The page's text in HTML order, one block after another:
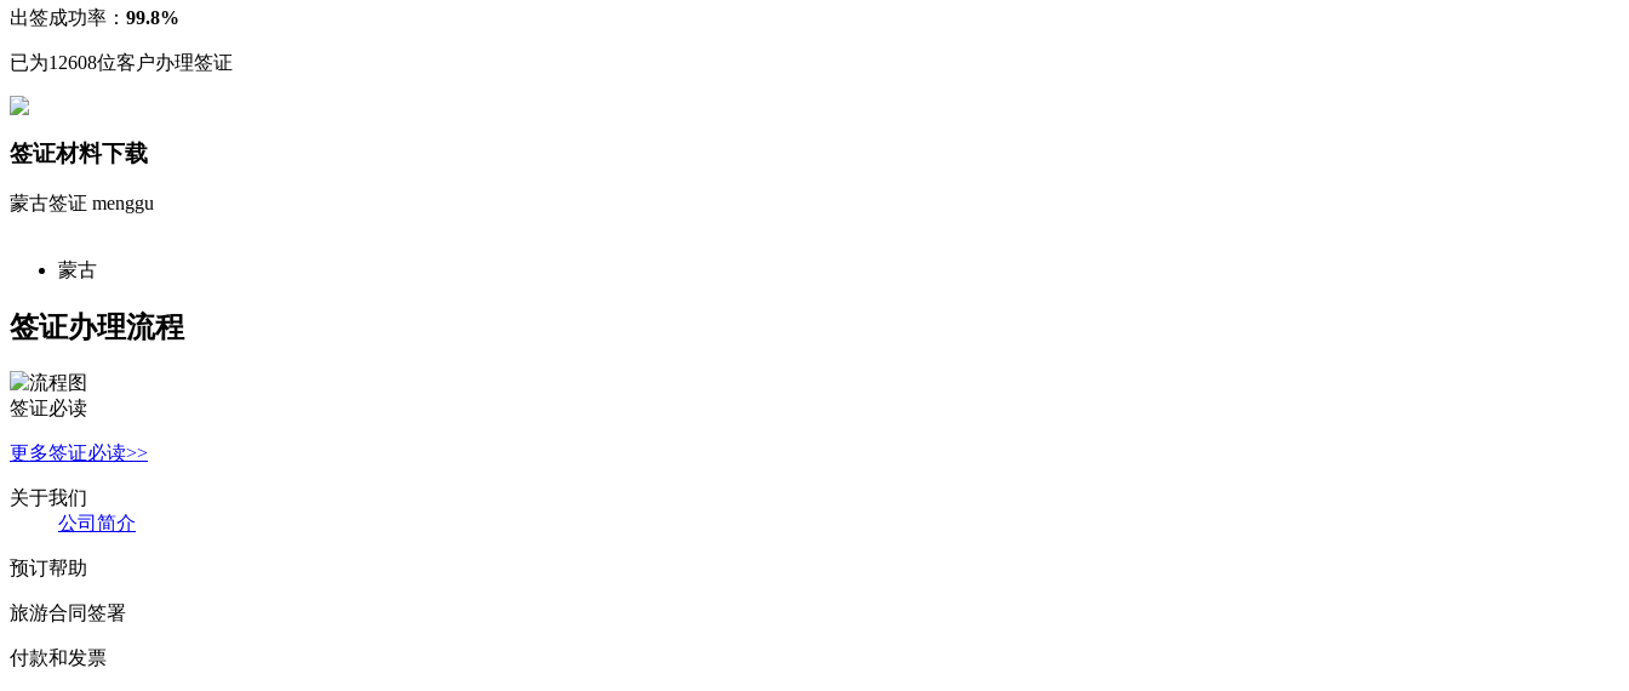
出签成功率： 99.8%
已为12608位客户办理签证
签证材料下载
蒙古签证 menggu
蒙古
签证办理流程
签证必读
更多签证必读>>
关于我们
公司简介
预订帮助
旅游合同签署
付款和发票